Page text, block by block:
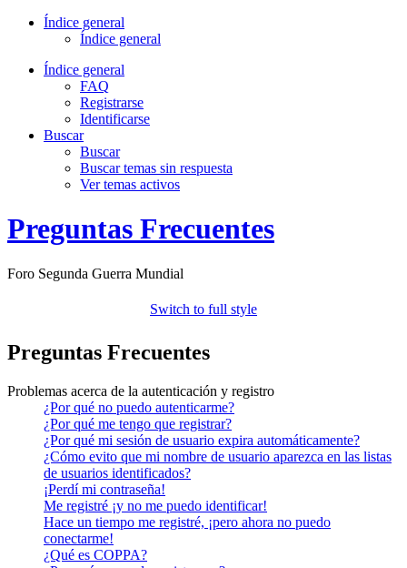
Índice general
Índice general
Índice general
FAQ
Registrarse
Identificarse
Buscar
Buscar
Buscar temas sin respuesta
Ver temas activos
Preguntas Frecuentes
Foro Segunda Guerra Mundial
Switch to full style
Preguntas Frecuentes
Problemas acerca de la autenticación y registro
¿Por qué no puedo autenticarme?
¿Por qué me tengo que registrar?
¿Por qué mi sesión de usuario expira automáticamente?
¿Cómo evito que mi nombre de usuario aparezca en las listas
de usuarios identificados?
¡Perdí mi contraseña!
Me registré ¡y no me puedo identificar!
Hace un tiempo me registré, ¡pero ahora no puedo
conectarme!
¿Qué es COPPA?